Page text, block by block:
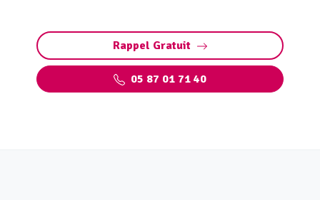
Rappel Gratuit
05 87 01 71 40